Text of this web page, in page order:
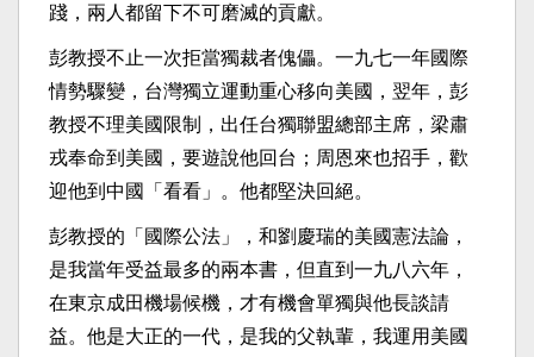
踐，兩人都留下不可磨滅的貢獻。
彭教授不止一次拒當獨裁者傀儡。一九七一年國際
情勢驟變，台灣獨立運動重心移向美國，翌年，彭
教授不理美國限制，出任台獨聯盟總部主席，梁肅
戎奉命到美國，要遊說他回台；周恩來也招手，歡
迎他到中國「看看」。他都堅決回絕。
彭教授的「國際公法」，和劉慶瑞的美國憲法論，
是我當年受益最多的兩本書，但直到一九八六年，
在東京成田機場候機，才有機會單獨與他長談請
益。他是大正的一代，是我的父執輩，我運用美國